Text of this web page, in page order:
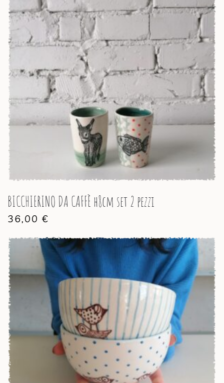
BICCHIERINO DA CAFFÈ h8cm set 2 pezzi
36,00 €